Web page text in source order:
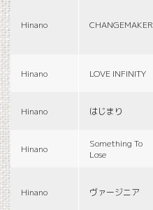
Hinano CHANGEMAKER
Hinano LOVE INFINITY
Hinano はじまり
Hinano
Something To
Lose
Hinano ヴァージニア